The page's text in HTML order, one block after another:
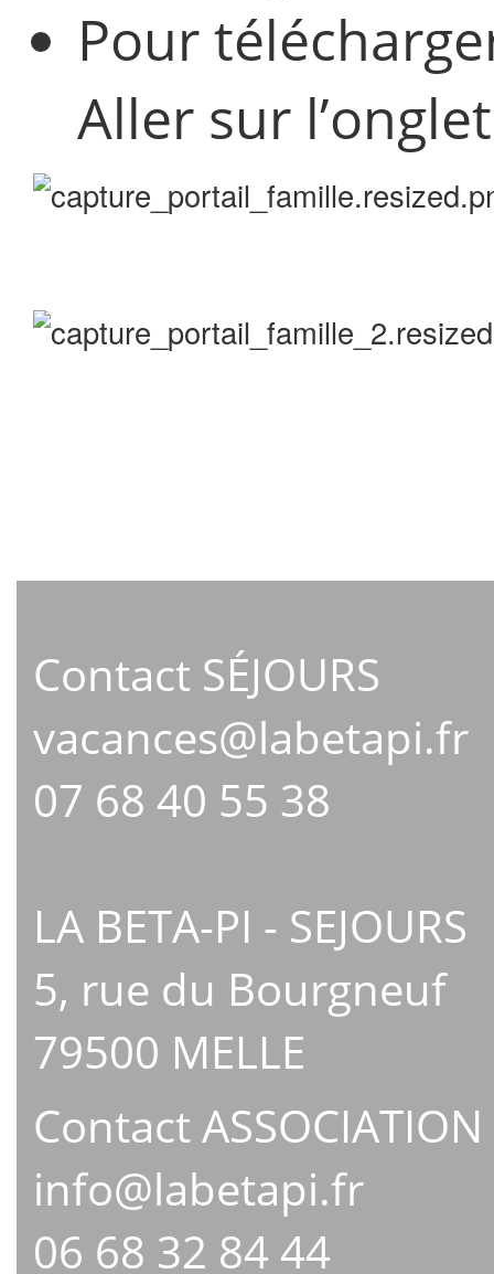
Pour
Aller sur l’onglet
Contact SÉJOURS
vacances@labetapi.fr
07 68 40 55 38
LA BETA-PI - SEJOURS
5, rue du Bourgneuf
79500 MELLE
Contact ASSOCIATION
info@labetapi.fr
06 68 32 84 44